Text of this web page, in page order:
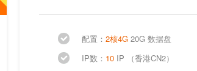
配置： 2核4G 20G 数据盘
IP数： 10 IP （香港CN2）